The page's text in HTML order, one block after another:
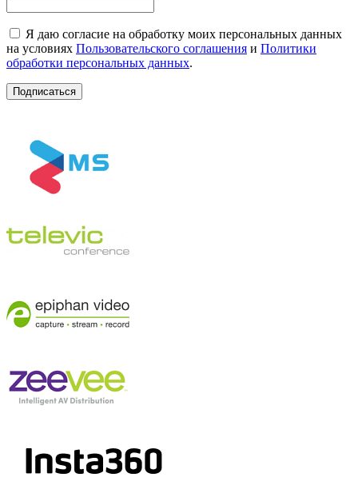
Я даю согласие на обработку моих персональных данных
на условиях Пользовательского соглашения и Политики
обработки персональных данных.